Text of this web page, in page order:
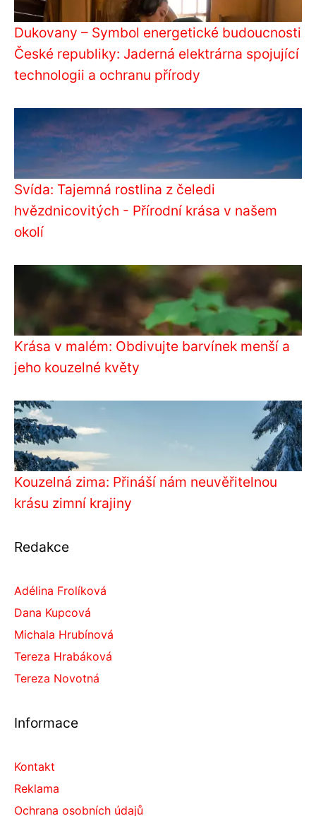
Dukovany – Symbol energetické budoucnosti
České republiky: Jaderná elektrárna spojující
technologii a ochranu přírody
Svída: Tajemná rostlina z čeledi
hvězdnicovitých - Přírodní krása v našem
okolí
Krása v malém: Obdivujte barvínek menší a
jeho kouzelné květy
Kouzelná zima: Přináší nám neuvěřitelnou
krásu zimní krajiny
Redakce
Adélina Frolíková
Dana Kupcová
Michala Hrubínová
Tereza Hrabáková
Tereza Novotná
Informace
Kontakt
Reklama
Ochrana osobních údajů